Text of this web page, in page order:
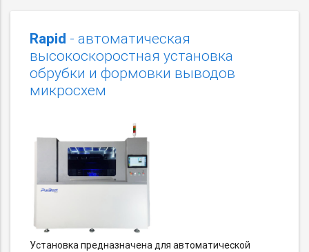
Rapid - автоматическая
высокоскоростная установка
обрубки и формовки выводов
микросхем
Установка предназначена для автоматической